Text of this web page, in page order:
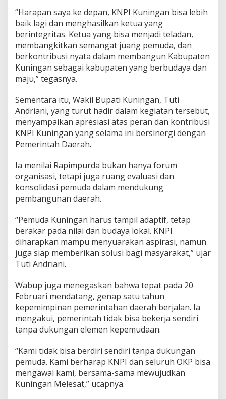
“Harapan saya ke depan, KNPI Kuningan bisa lebih
baik lagi dan menghasilkan ketua yang
berintegritas. Ketua yang bisa menjadi teladan,
membangkitkan semangat juang pemuda, dan
berkontribusi nyata dalam membangun Kabupaten
Kuningan sebagai kabupaten yang berbudaya dan
maju,” tegasnya.
Sementara itu, Wakil Bupati Kuningan, Tuti
Andriani, yang turut hadir dalam kegiatan tersebut,
menyampaikan apresiasi atas peran dan kontribusi
KNPI Kuningan yang selama ini bersinergi dengan
Pemerintah Daerah.
Ia menilai Rapimpurda bukan hanya forum
organisasi, tetapi juga ruang evaluasi dan
konsolidasi pemuda dalam mendukung
pembangunan daerah.
“Pemuda Kuningan harus tampil adaptif, tetap
berakar pada nilai dan budaya lokal. KNPI
diharapkan mampu menyuarakan aspirasi, namun
juga siap memberikan solusi bagi masyarakat,” ujar
Tuti Andriani.
Wabup juga menegaskan bahwa tepat pada 20
Februari mendatang, genap satu tahun
kepemimpinan pemerintahan daerah berjalan. Ia
mengakui, pemerintah tidak bisa bekerja sendiri
tanpa dukungan elemen kepemudaan.
“Kami tidak bisa berdiri sendiri tanpa dukungan
pemuda. Kami berharap KNPI dan seluruh OKP bisa
mengawal kami, bersama-sama mewujudkan
Kuningan Melesat,” ucapnya.